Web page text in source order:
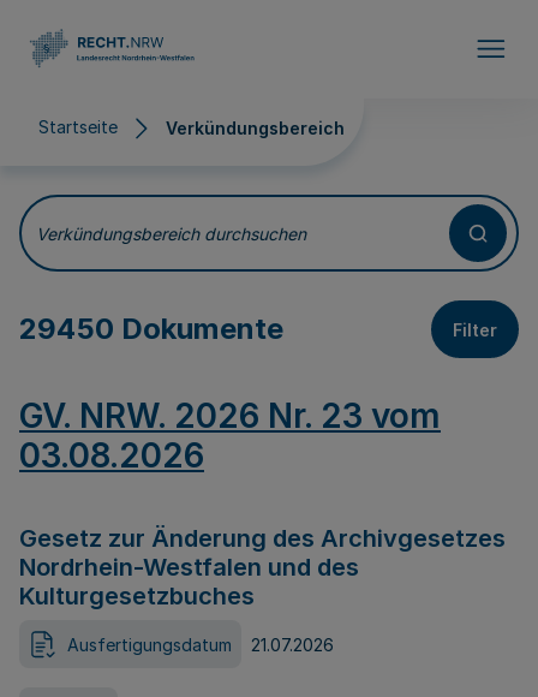
Startseite Verkündungsbereich
Verkündungsbereich
Verkündungsbereich durchsuchen
29450 Dokumente Filter
GV. NRW. 2026 Nr. 23 vom
03.08.2026
Gesetz zur Änderung des Archivgesetzes
Nordrhein-Westfalen und des
Kulturgesetzbuches
Ausfertigungsdatum 21.07.2026